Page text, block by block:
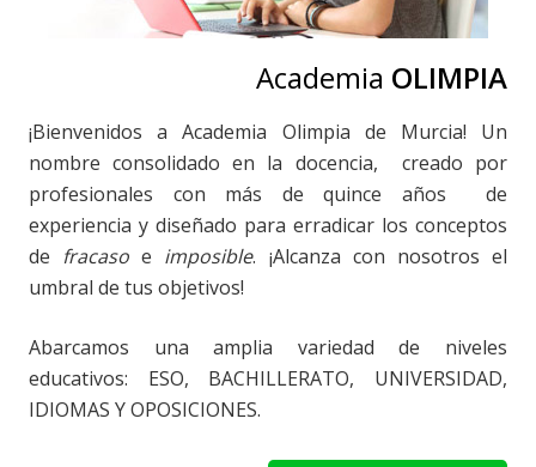
Academia OLIMPIA
¡Bienvenidos a Academia Olimpia de Murcia! Un
nombre consolidado en la docencia, creado por
profesionales con más de quince años de
experiencia y diseñado para erradicar los conceptos
de fracaso e imposible. ¡Alcanza con nosotros el
umbral de tus objetivos!
Abarcamos una amplia variedad de niveles
educativos: ESO, BACHILLERATO, UNIVERSIDAD,
IDIOMAS Y OPOSICIONES.